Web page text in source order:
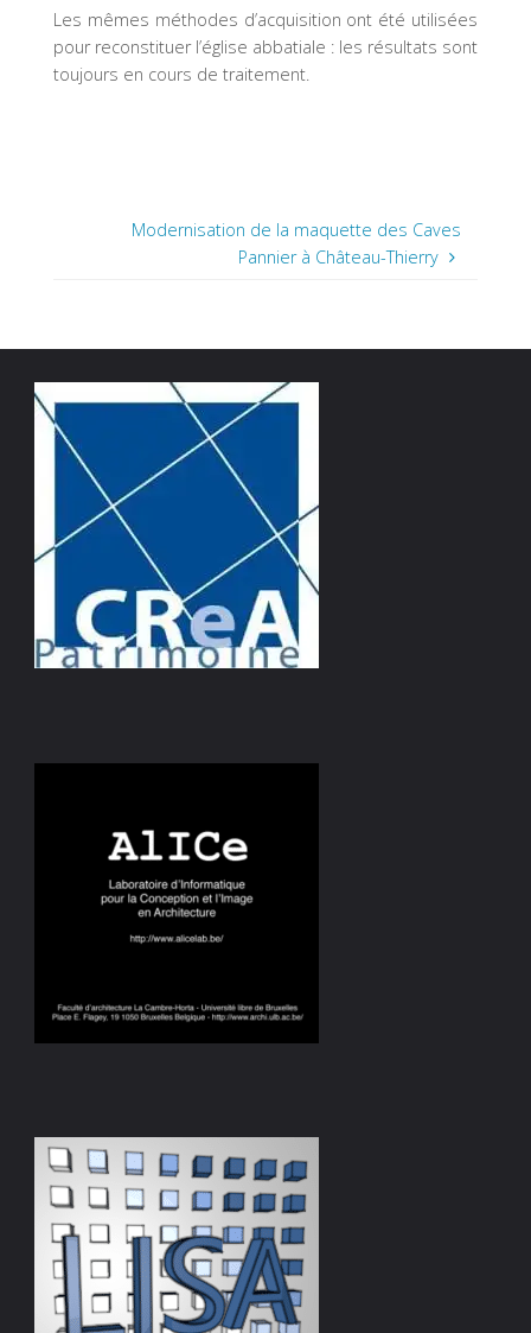
Les mêmes méthodes d’acquisition ont été utilisées
pour reconstituer l’église abbatiale : les résultats sont
toujours en cours de traitement.
Modernisation de la maquette des Caves
Pannier à Château-Thierry